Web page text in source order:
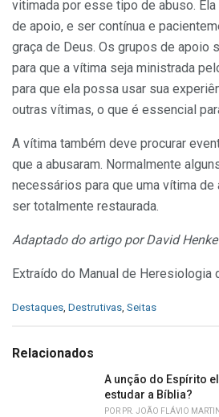
vitimada por esse tipo de abuso.
de apoio, e ser contínua e
graça de Deus. Os grupos de apoio
para que a vítima seja ministrada
para que ela possa usar sua
outras vítimas, o que é essencial
A vítima também deve procurar
que a abusaram. Normalmente
necessários para que uma vítima
ser totalmente restaurada.
Adaptado do artigo por David Henke
Extraído do Manual de Heresiologia
C
e
Destaques Destrutivas Seitas
Relacionados
A unção do Espírito
estudar a Bíblia?
POR PR. JOÃO FLÁVIO